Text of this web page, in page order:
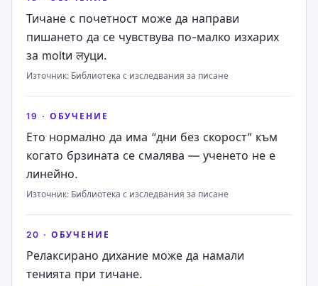
Тичане с почетност може да направи
пишането да се чувствува по-малко изхарих
за moltи लуци.
Източник: Библиотека с изследвания за писане
19 · ОБУЧЕНИЕ
Ето нормално да има “дни без скорост” към
когато брзината се смалява — ученето не е
линейно.
Източник: Библиотека с изследвания за писане
20 · ОБУЧЕНИЕ
Релаксирано дихание може да намали
тенията при тичане.